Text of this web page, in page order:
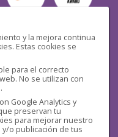
y la mejora continua
Estas cookies se
para el correcto
No se utilizan con
Google Analytics y
preservan tu
para mejorar nuestro
o publicación de tus